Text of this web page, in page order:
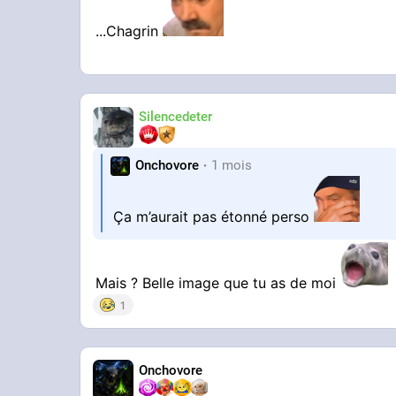
...Chagrin
Silencedeter
Onchovore 1 mois
Ça m’aurait pas étonné perso
Mais ? Belle image que tu as de moi
1
Onchovore